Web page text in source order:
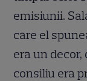
emisiunii.
care el
era un decor,
consiliu era